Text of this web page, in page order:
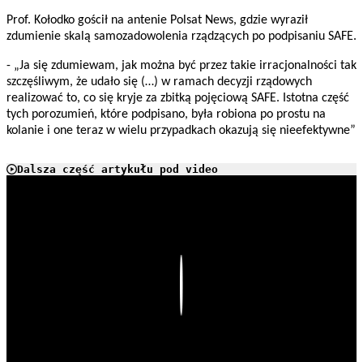
Prof. Kołodko gościł na antenie Polsat News, gdzie wyraził
zdumienie skalą samozadowolenia rządzących po podpisaniu SAFE.
- „Ja się zdumiewam, jak można być przez takie irracjonalności tak
szczęśliwym, że udało się (…) w ramach decyzji rządowych
realizować to, co się kryje za zbitką pojęciową SAFE. Istotna część
tych porozumień, które podpisano, była robiona po prostu na
kolanie i one teraz w wielu przypadkach okazują się nieefektywne”
Dalsza część artykułu pod video